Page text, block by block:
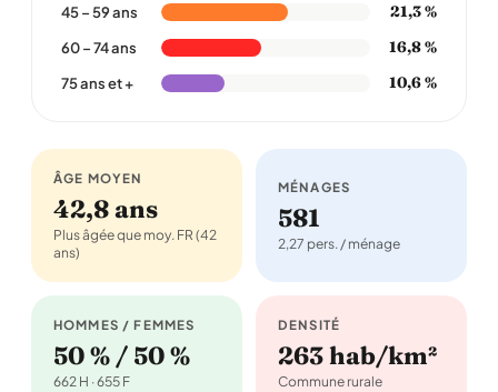
45 – 59 ans 21,3 %
60 – 74 ans 16,8 %
75 ans et + 10,6 %
ÂGE MOYEN
42,8 ans
Plus âgée que moy. FR (42
ans)
MÉNAGES
581
2,27 pers. / ménage
HOMMES / FEMMES
50 % / 50 %
662 H · 655 F
DENSITÉ
263 hab/km²
Commune rurale